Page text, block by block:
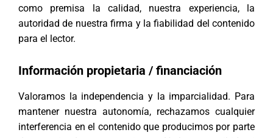
como premisa la calidad, nuestra experiencia, la
autoridad de nuestra firma y la fiabilidad del contenido
para el lector.
Información propietaria / financiación
Valoramos la independencia y la imparcialidad. Para
mantener nuestra autonomía, rechazamos cualquier
interferencia en el contenido que producimos por parte